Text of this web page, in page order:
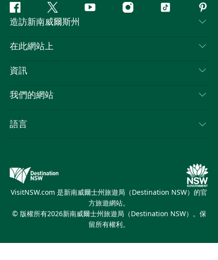
Facebook嘰
嘰
喳
Youtube Instagram抖
造訪新南威爾斯州
聯絡我們
隱私
Cookie 通知
在此網站上
目的地
新南威爾士州公路旅行
活動
資訊
旅行資訊
新南威爾士州的商業
我們的網站
新南威爾士州旅遊局（Destination NSW）媒體中心
繽紛雪梨燈光音樂節
語言
VisitNSW.com 是新南威爾士州旅遊局（Destination NSW）的官
方旅遊網站。
© 版權所有2026新南威爾士州旅遊局（Destination NSW）。保
留所有權利。